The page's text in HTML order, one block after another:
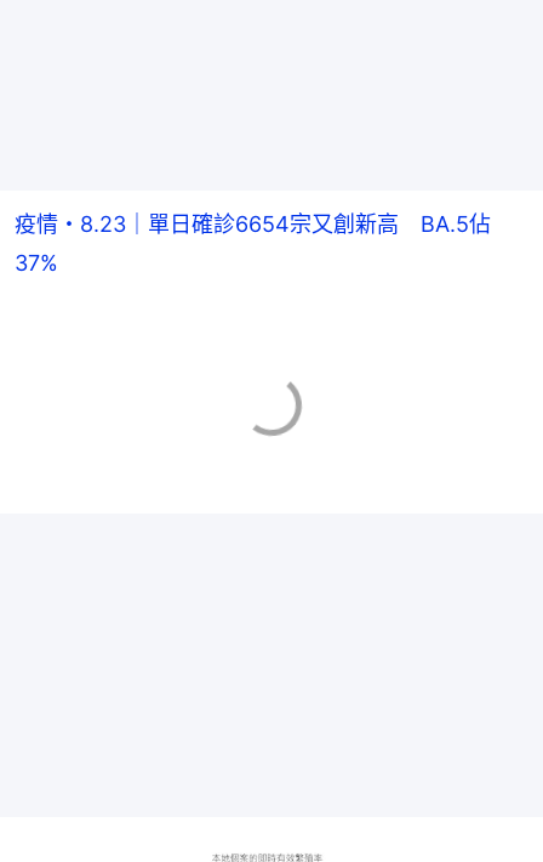
疫情・8.23｜單日確診6654宗又創新高 BA.5佔
37%